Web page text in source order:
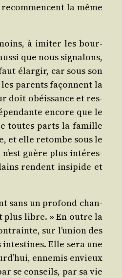
la même
à imi­ter les bour­
que nous signa­lons,
élar­gir, car sous son
les parents façonnent la
doit obéis­sance et res­
encore que le
toutes parts la famille
et elle retombe sous le
guère plus inté­res­
rendent insi­pide et
sans un pro­fond chan­
plus libre. » En outre la
sur l’union des
Elle sera une
enne­mis envieux
se conseils, par sa vie